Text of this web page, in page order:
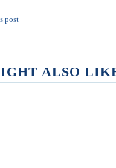
post
ALSO